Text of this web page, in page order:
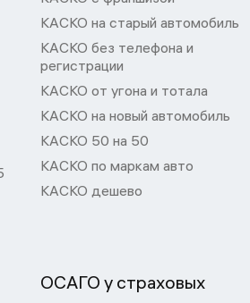
КАСКО на старый автомобиль
КАСКО без телефона и
регистрации
КАСКО от угона и тотала
КАСКО на новый автомобиль
КАСКО 50 на 50
КАСКО по маркам авто
КАСКО дешево
ОСАГО у страховых